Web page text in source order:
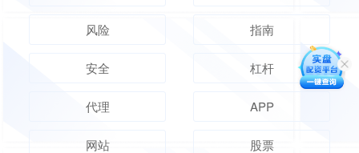
风险 指南
安全 杠杆
代理 APP
网站 股票